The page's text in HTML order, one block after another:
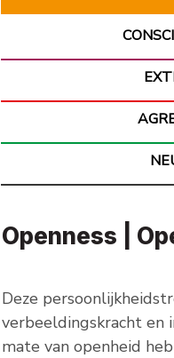
Openness |
Deze
verbeeldingskracht en
mate van openheid